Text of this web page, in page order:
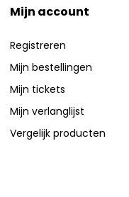
Mijn account
Registreren
Mijn bestellingen
Mijn tickets
Mijn verlanglijst
Vergelijk producten